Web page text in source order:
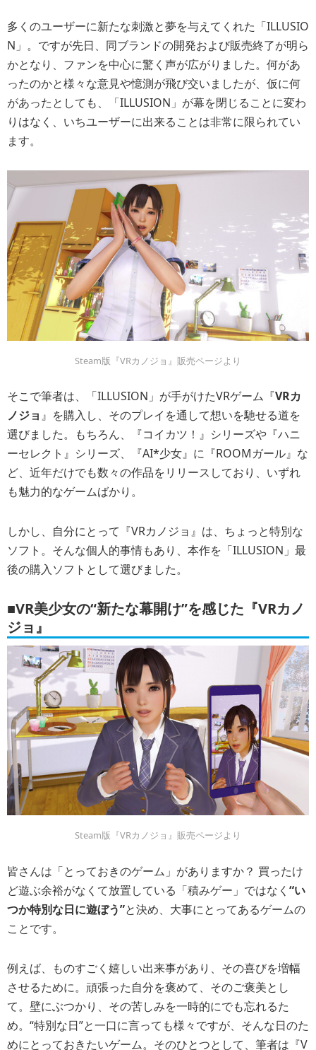
多くのユーザーに新たな刺激と夢を与えてくれた「ILLUSIO
N」。ですが先日、同ブランドの開発および販売終了が明ら
かとなり、ファンを中心に驚く声が広がりました。何があ
ったのかと様々な意見や憶測が飛び交いましたが、仮に何
があったとしても、「ILLUSION」が幕を閉じることに変わ
りはなく、いちユーザーに出来ることは非常に限られてい
ます。
Steam版『VRカノジョ』販売ページより
そこで筆者は、「ILLUSION」が手がけたVRゲーム『VRカ
ノジョ』を購入し、そのプレイを通して想いを馳せる道を
選びました。もちろん、『コイカツ！』シリーズや『ハニ
ーセレクト』シリーズ、『AI*少女』に『ROOMガール』な
ど、近年だけでも数々の作品をリリースしており、いずれ
も魅力的なゲームばかり。
しかし、自分にとって『VRカノジョ』は、ちょっと特別な
ソフト。そんな個人的事情もあり、本作を「ILLUSION」最
後の購入ソフトとして選びました。
■VR美少女の“新たな幕開け”を感じた『VRカノ
ジョ』
Steam版『VRカノジョ』販売ページより
皆さんは「とっておきのゲーム」がありますか？ 買ったけ
ど遊ぶ余裕がなくて放置している「積みゲー」ではなく “い
つか特別な日に遊ぼう”と決め、大事にとってあるゲームの
ことです。
例えば、ものすごく嬉しい出来事があり、その喜びを増幅
させるために。頑張った自分を褒めて、そのご褒美とし
て。壁にぶつかり、その苦しみを一時的にでも忘れるた
め。“特別な日”と一口に言っても様々ですが、そんな日のた
めにとっておきたいゲーム。そのひとつとして、筆者は『V